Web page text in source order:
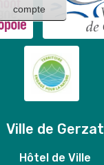
compte
Ville de Gerzat
Hôtel de Ville